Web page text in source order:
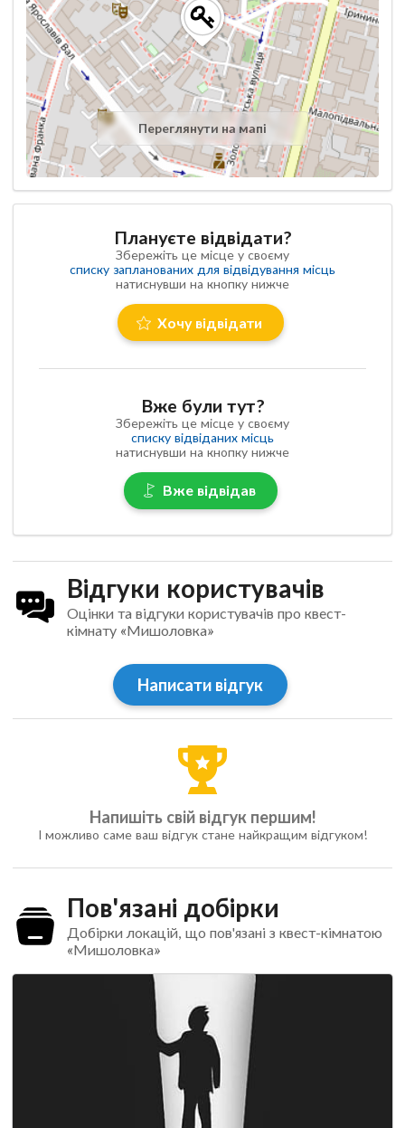
Переглянути на мапі
Плануєте відвідати?
Збережіть це місце у своєму
списку запланованих для відвідування місць
натиснувши на кнопку нижче
Хочу відвідати
Вже були тут?
Збережіть це місце у своєму
списку відвіданих місць
натиснувши на кнопку нижче
Вже відвідав
Відгуки користувачів
Оцінки та відгуки користувачів про квест-
кімнату «Мишоловка»
Написати відгук
Напишіть свій відгук першим!
І можливо саме ваш відгук стане найкращим відгуком!
Пов'язані добірки
Добірки локацій, що пов'язані з квест-кімнатою
«Мишоловка»